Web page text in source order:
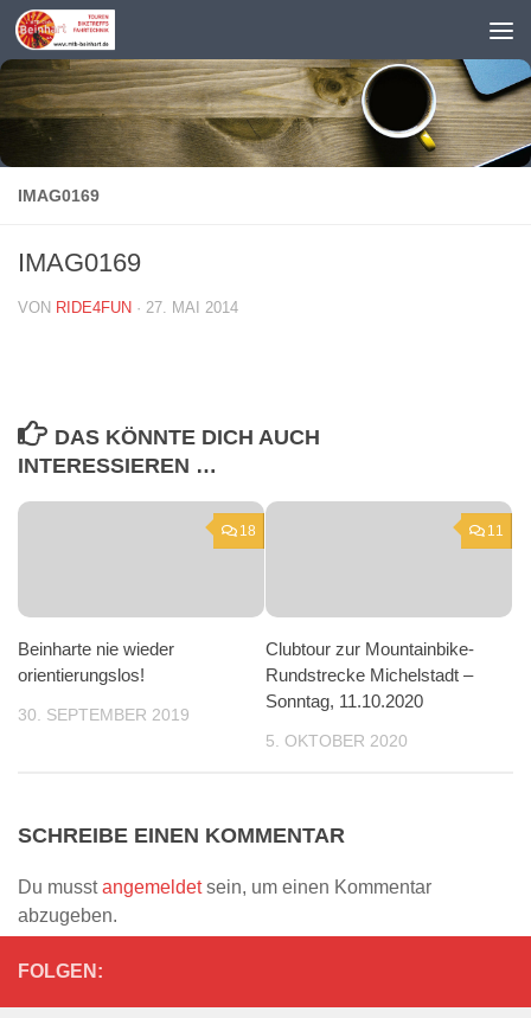
Zum Inhalt springen
IMAG0169
IMAG0169
VON RIDE4FUN · 27. MAI 2014
DAS KÖNNTE DICH AUCH
INTERESSIEREN …
18
Beinharte nie wieder
orientierungslos!
30. SEPTEMBER 2019
11
Clubtour zur Mountainbike-
Rundstrecke Michelstadt –
Sonntag, 11.10.2020
5. OKTOBER 2020
SCHREIBE EINEN KOMMENTAR
Du musstangemeldetsein, um einen Kommentar
abzugeben.
FOLGEN: